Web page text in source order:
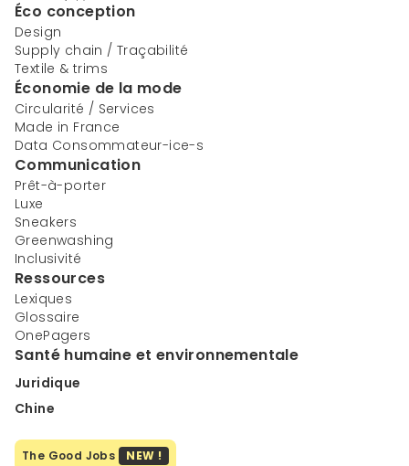
Éco conception
Design
Supply chain / Traçabilité
Textile & trims
Économie de la mode
Circularité / Services
Made in France
Data Consommateur-ice-s
Communication
Prêt-à-porter
Luxe
Sneakers
Greenwashing
Inclusivité
Ressources
Lexiques
Glossaire
OnePagers
Santé humaine et environnementale
Juridique
Chine
The Good Jobs NEW !